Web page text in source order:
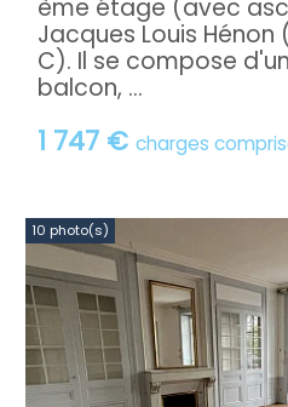
1 747 € charges
ème étage (avec
Jacques Louis
C). Il se compose
balcon, ...
10 photo(s)